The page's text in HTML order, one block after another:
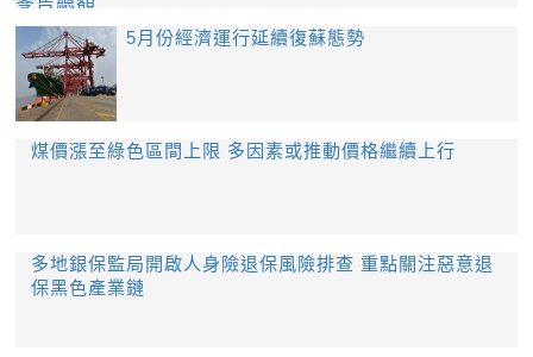
5月份經濟運行延續復蘇態勢
煤價漲至綠色區間上限 多因素或推動價格繼續上行
多地銀保監局開啟人身險退保風險排查 重點關注惡意退
保黑色產業鏈